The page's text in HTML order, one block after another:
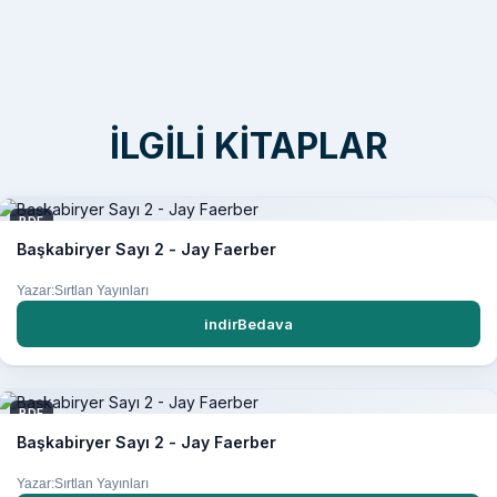
İLGILI KITAPLAR
PDF
Başkabiryer Sayı 2 - Jay Faerber
Yazar:Sırtlan Yayınları
indirBedava
PDF
Başkabiryer Sayı 2 - Jay Faerber
Yazar:Sırtlan Yayınları